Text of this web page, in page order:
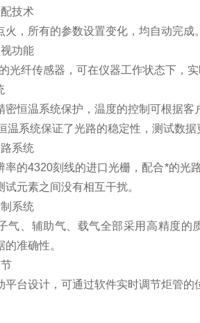
技术
火，所有的参数设置变化，均自动完成
功能
光纤传感器，可在仪器工作状态下，
密恒温系统保护，温度的控制可根据
系统保证了光路的稳定性，测试数据
系统
率的4320刻线的进口光栅，配合*的光
元素之间没有相互干扰。
系统
气、辅助气、载气全部采用高精度
准确性。
平台设计，可通过软件实时调节炬管